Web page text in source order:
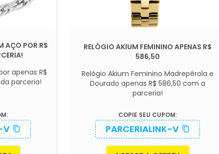
AÇO POR R$
apenas R$
parceria!
V content_copy
RELÓGIO AKIUM FEMININO APENAS R$
586,50
Relógio Akium Feminino Madrepérola e
Dourado apenas R$ 586,50 com a
parceria!
COPIE SEU CUPOM:
PARCERIALINK-V content_copy